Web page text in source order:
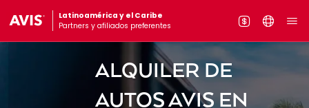
Latinoamérica y el Caribe
Partners y afiliados preferentes
ALQUILER DE
AUTOS AVIS EN